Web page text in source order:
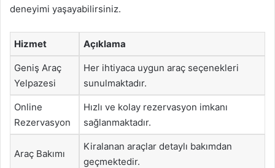
deneyimi yaşayabilirsiniz.
Hizmet Açıklama
Geniş Araç
Yelpazesi
Her ihtiyaca uygun araç seçenekleri
sunulmaktadır.
Online
Rezervasyon
Hızlı ve kolay rezervasyon imkanı
sağlanmaktadır.
Araç Bakımı
Kiralanan araçlar detaylı bakımdan
geçmektedir.